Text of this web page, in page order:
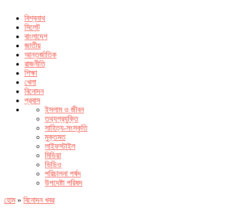
বিশ্বনাথ
সিলেট
বাংলাদেশ
জাতীয়
আন্তর্জাতিক
রাজনীতি
শিক্ষা
খেলা
বিনোদন
প্রবাস
ইসলাম ও জীবন
তথ্যপ্রযুক্তি
সাহিত্য-সংস্কৃতি
মুক্তমত
লাইফস্টাইল
মিডিয়া
ভিডিও
পরিচালনা পর্ষদ
উপদেষ্টা পরিষদ
হোম» বিনোদন খবর